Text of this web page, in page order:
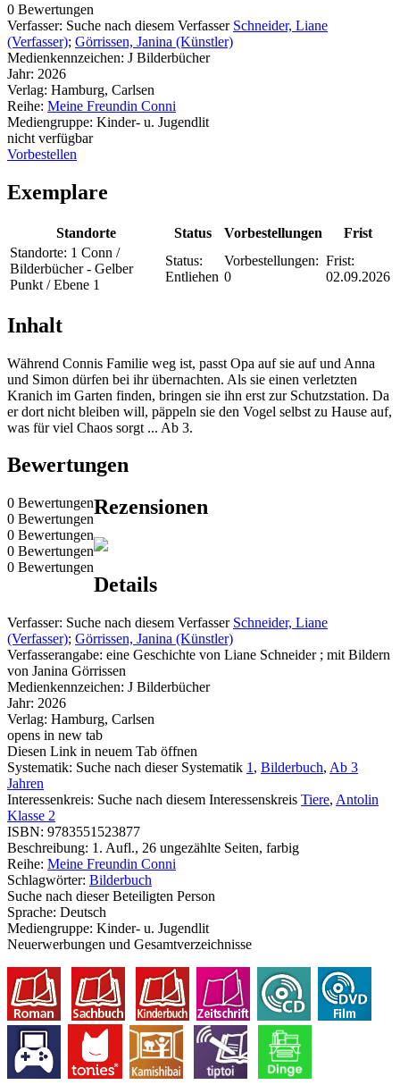
0 Bewertungen
Verfasser: Suche nach diesem Verfasser Schneider, Liane
(Verfasser); Görrissen, Janina (Künstler)
Medienkennzeichen: J Bilderbücher
Jahr: 2026
Verlag: Hamburg, Carlsen
Reihe: Meine Freundin Conni
Mediengruppe: Kinder- u. Jugendlit
nicht verfügbar
Vorbestellen
Exemplare
Standorte Status Vorbestellungen
Frist
Standorte: 1 Conn /
Bilderbücher - Gelber
Punkt / Ebene 1
Status:
Entliehen
Vorbestellungen:
0
Frist:
02.09.2026
Inhalt
Während Connis Familie weg ist, passt Opa auf sie auf und Anna
und Simon dürfen bei ihr übernachten. Als sie einen verletzten
Kranich im Garten finden, bringen sie ihn erst zur Schutzstation. Da
er dort nicht bleiben will, päppeln sie den Vogel selbst zu Hause auf,
was für viel Chaos sorgt ... Ab 3.
Bewertungen
0 Bewertungen
0 Bewertungen
0 Bewertungen
0 Bewertungen
0 Bewertungen
Rezensionen
Details
Verfasser: Suche nach diesem Verfasser Schneider, Liane
(Verfasser); Görrissen, Janina (Künstler)
Verfasserangabe: eine Geschichte von Liane Schneider ; mit Bildern
von Janina Görrissen
Medienkennzeichen: J Bilderbücher
Jahr: 2026
Verlag: Hamburg, Carlsen
opens in new tab
Diesen Link in neuem Tab öffnen
Systematik: Suche nach dieser Systematik 1 , Bilderbuch, Ab 3
Jahren
Interessenkreis: Suche nach diesem Interessenskreis Tiere, Antolin
Klasse 2
ISBN: 9783551523877
Beschreibung: 1. Aufl., 26 ungezählte Seiten, farbig
Reihe: Meine Freundin Conni
Schlagwörter: Bilderbuch
Suche nach dieser Beteiligten Person
Sprache: Deutsch
Mediengruppe: Kinder- u. Jugendlit
Neuerwerbungen und Gesamtverzeichnisse